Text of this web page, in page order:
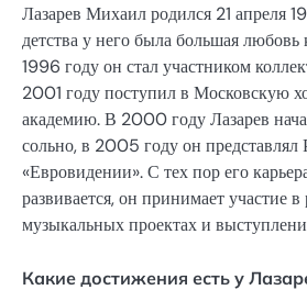
Лазарев Михаил родился 21 апреля
детства у него была большая
1996 году он стал участником
2001 году поступил в Московскую
академию. В 2000 году Лазарев
сольно, в 2005 году он представлял
«Евровидении». С тех пор его
развивается, он принимает участие
музыкальных проектах и
Какие достижения есть у